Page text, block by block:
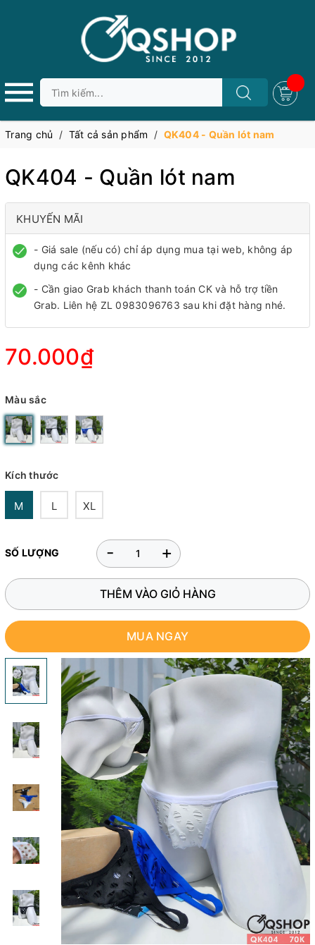
Trang chủ / Tất cả sản phẩm / QK404 - Quần lót nam
QK404 - Quần lót nam
KHUYẾN MÃI
- Giá sale (nếu có) chỉ áp dụng mua tại web, không áp
dụng các kênh khác
- Cần giao Grab khách thanh toán CK và hỗ trợ tiền
Grab. Liên hệ ZL 0983096763 sau khi đặt hàng nhé.
70.000₫
Màu sắc
Kích thước
M L XL
SỐ LƯỢNG +
-
THÊM VÀO GIỎ HÀNG
MUA NGAY